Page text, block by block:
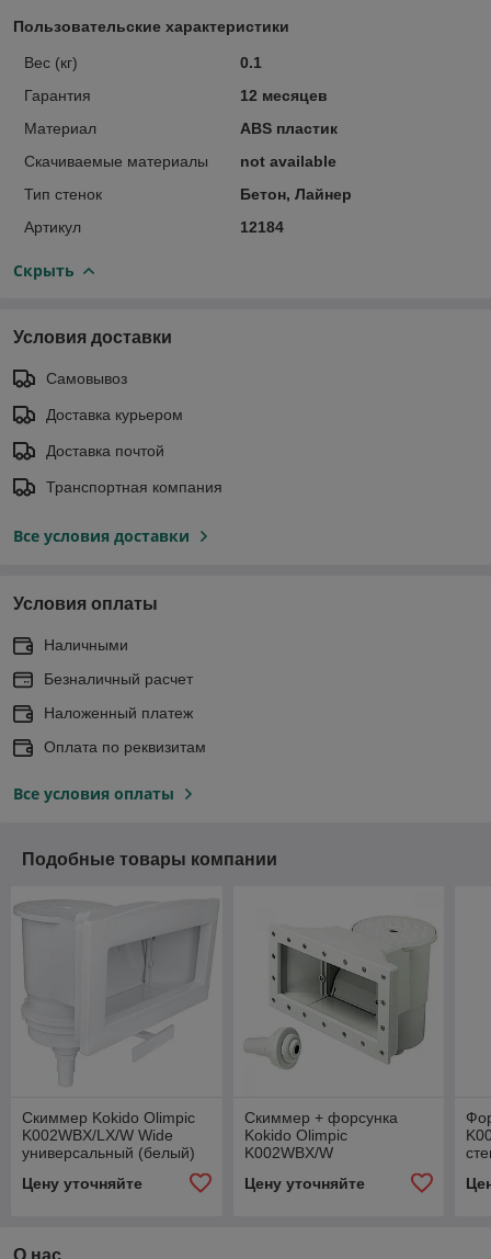
Пользовательские характеристики
Вес (кг)
0.1
Гарантия
12 месяцев
Материал
ABS пластик
Скачиваемые материалы
not available
Тип стенок
Бетон, Лайнер
Артикул
12184
Скрыть
Условия доставки
Самовывоз
Доставка курьером
Доставка почтой
Транспортная компания
Все условия доставки
Условия оплаты
Наличными
Безналичный расчет
Наложенный платеж
Оплата по реквизитам
Все условия оплаты
Подобные товары компании
Скиммер Kokido Olimpic
K002WBX/LX/W Wide
универсальный (белый)
Цену уточняйте
Скиммер + форсунка
Kokido Olimpic
K002WBX/W
универсальный (белый)
Цену уточняйте